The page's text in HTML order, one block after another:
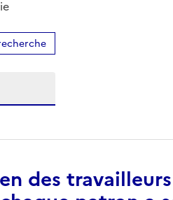
et de l’agroalimentaire)
des